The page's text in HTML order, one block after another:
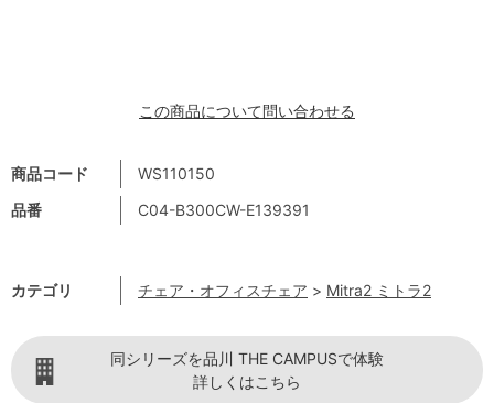
商品コード
WS110150
品番
C04-B300CW-E139391
カテゴリ チェア・オフィスチェア > Mitra2 ミトラ2
この商品について問い合わせる
同シリーズを品川 THE CAMPUSで体験
詳しくはこちら